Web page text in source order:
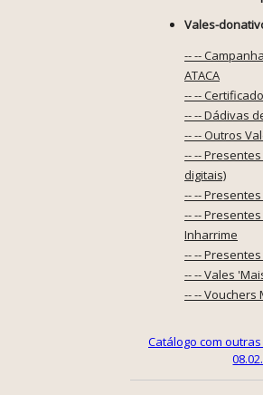
Vales-
-- --
ATACA
-- --
-- -- Dádivas
-- -- Outros
-- --
digitais)
-- -- Presentes
-- --
Inharrime
-- --
-- -- Vales
-- -- Vouchers
Catálogo com